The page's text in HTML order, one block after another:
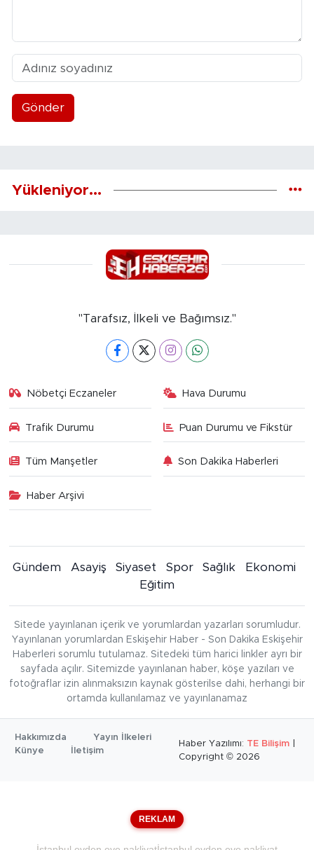
Gönder
Yükleniyor...
"Tarafsız, İlkeli ve Bağımsız."
Nöbetçi Eczaneler Hava Durumu
Trafik Durumu Puan Durumu ve Fikstür
Tüm Manşetler Son Dakika Haberleri
Haber Arşivi
Gündem Asayiş Siyaset Spor Sağlık
Ekonomi
Eğitim
Sitede yayınlanan içerik ve yorumlardan yazarları sorumludur.
Yayınlanan yorumlardan Eskişehir Haber - Son Dakika Eskişehir
Haberleri sorumlu tutulamaz. Sitedeki tüm harici linkler ayrı bir
sayfada açılır. Sitemizde yayınlanan haber, köşe yazıları ve
fotoğraflar izin alınmaksızın kaynak gösterilse dahi, herhangi bir
ortamda kullanılamaz ve yayınlanamaz
Hakkımızda
Yayın İlkeleri
Künye
İletişim
Haber Yazılımı: TE Bilişim
Copyright © 2026
REKLAM